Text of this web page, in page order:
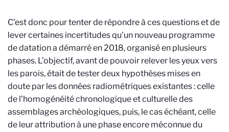
C’est donc pour tenter de répondre à ces questions et de
lever certaines incertitudes qu’un nouveau programme
de datation a démarré en 2018, organisé en plusieurs
phases. L’objectif, avant de pouvoir relever les yeux vers
les parois, était de tester deux hypothèses mises en
doute par les données radiométriques existantes : celle
de l’homogénéité chronologique et culturelle des
assemblages archéologiques, puis, le cas échéant, celle
de leur attribution à une phase encore méconnue du